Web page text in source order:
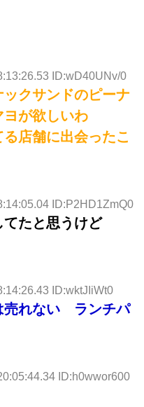
ID:wD40UNv/0
クサンドのピーナ
が欲しいわ
店舗に出会ったこ
ID:P2HD1ZmQ0
たと思うけど
ID:wktJIiWt0
売れない ランチパ
ID:h0wwor600